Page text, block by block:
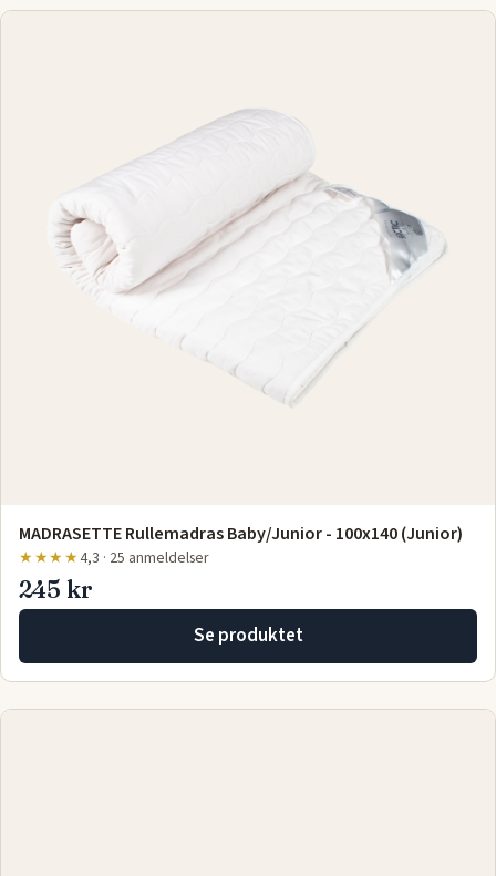
MADRASETTE Rullemadras Baby/Junior - 100x140 (Junior)
★★★★4,3 · 25 anmeldelser
245 kr
Se produktet